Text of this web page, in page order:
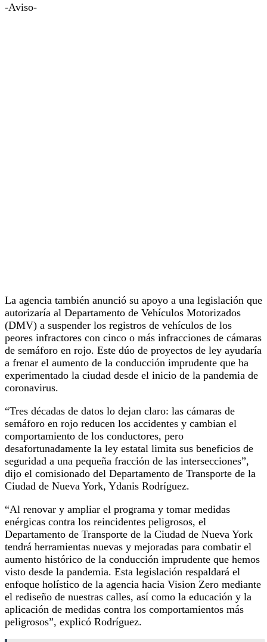
-Aviso-
La agencia también anunció su apoyo a una legislación que
autorizaría al Departamento de Vehículos Motorizados
(DMV) a suspender los registros de vehículos de los
peores infractores con cinco o más infracciones de cámaras
de semáforo en rojo. Este dúo de proyectos de ley ayudaría
a frenar el aumento de la conducción imprudente que ha
experimentado la ciudad desde el inicio de la pandemia de
coronavirus.
“Tres décadas de datos lo dejan claro: las cámaras de
semáforo en rojo reducen los accidentes y cambian el
comportamiento de los conductores, pero
desafortunadamente la ley estatal limita sus beneficios de
seguridad a una pequeña fracción de las intersecciones”,
dijo el comisionado del Departamento de Transporte de la
Ciudad de Nueva York, Ydanis Rodríguez.
“Al renovar y ampliar el programa y tomar medidas
enérgicas contra los reincidentes peligrosos, el
Departamento de Transporte de la Ciudad de Nueva York
tendrá herramientas nuevas y mejoradas para combatir el
aumento histórico de la conducción imprudente que hemos
visto desde la pandemia. Esta legislación respaldará el
enfoque holístico de la agencia hacia Vision Zero mediante
el rediseño de nuestras calles, así como la educación y la
aplicación de medidas contra los comportamientos más
peligrosos”, explicó Rodríguez.